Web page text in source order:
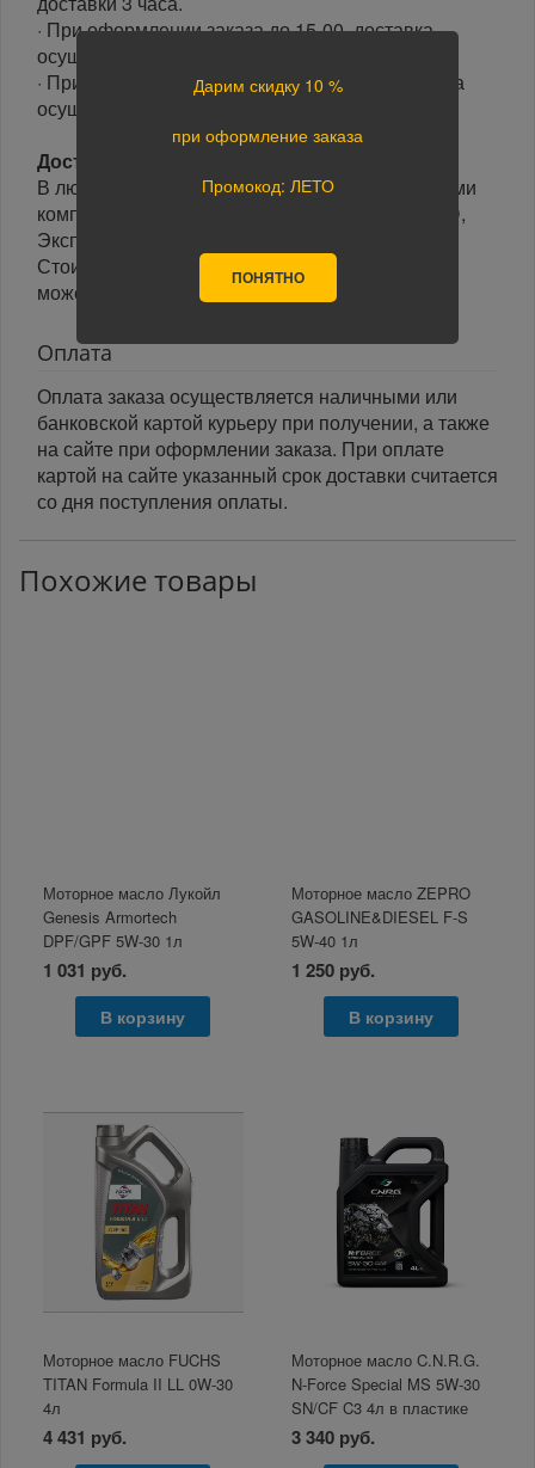
· При оформлении заказа до 15-00, доставка
осуществляется в день заказа.
· При оформлении заказа после 15-00, доставка
осуществляется на следующий день.
Доставка по России:
В любой уголок России доставим транспортными
компаниями: Boxberry, Почта России, ПЭК, GTD,
Экспресс Авто, Луч, Яндекс.Доставка.
Стоимость доставки в разные регионы России
может отличаться.
Оплата
Оплата заказа осуществляется наличными или
банковской картой курьеру при получении, а также
на сайте при оформлении заказа. При оплате
картой на сайте указанный срок доставки считается
со дня поступления оплаты.
Похожие товары
Моторное масло Лукойл
Genesis Armortech
DPF/GPF 5W-30 1л
1 031 руб.
В корзину
Моторное масло ZEPRO
GASOLINE&DIESEL F-S
5W-40 1л
1 250 руб.
В корзину
Моторное масло FUCHS
TITAN Formula II LL 0W-30
4л
4 431 руб.
Моторное масло C.N.R.G.
N-Force Special MS 5W-30
SN/CF C3 4л в пластике
3 340 руб.
Дарим скидку 10 %
при оформление заказа
Промокод: ЛЕТО
ПОНЯТНО